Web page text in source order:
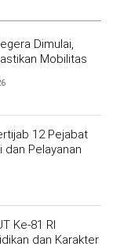
Dimulai,
Mobilitas
12 Pejabat
dan Pelayanan
Ke-81 RI
dan Karakter